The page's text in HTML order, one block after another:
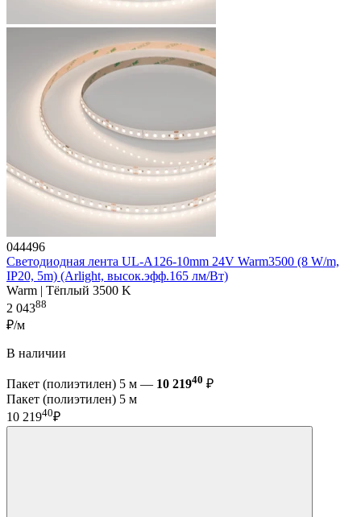
044496
Светодиодная лента UL-A126-10mm 24V Warm3500 (8 W/m,
IP20, 5m) (Arlight, высок.эфф.165 лм/Вт)
Warm | Тёплый 3500 K
2 04388
₽/м
В наличии
Пакет (полиэтилен) 5 м — 10 21940 ₽
Пакет (полиэтилен) 5 м
10 21940₽